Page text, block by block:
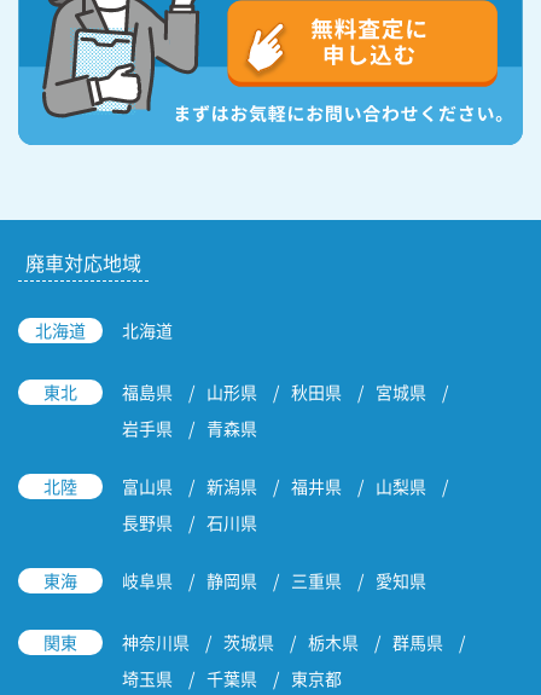
廃車対応地域
北海道 北海道
東北 福島県 山形県 秋田県
宮城県
岩手県
青森県
北陸 富山県 新潟県 福井県
山梨県
長野県
石川県
東海 岐阜県 静岡県 三重県 愛知県
関東 神奈川県 茨城県 栃木県
群馬県
埼玉県
千葉県 東京都